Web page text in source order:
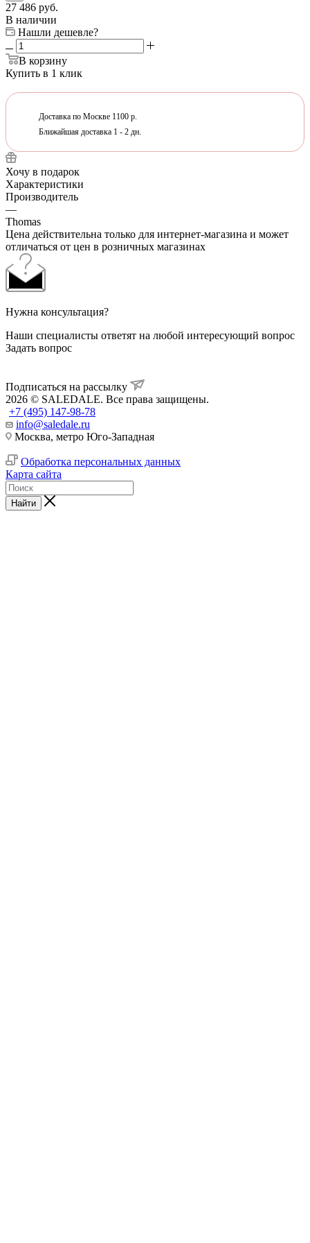
27 486 руб.
В наличии
Нашли дешевле?
В корзину
Купить в 1 клик
Доставка по Москве 1100 р.
Ближайшая доставка 1 - 2 дн.
Хочу в подарок
Характеристики
Производитель
—
Thomas
Цена действительна только для интернет-магазина и может
отличаться от цен в розничных магазинах
Нужна консультация?
Наши специалисты ответят на любой интересующий вопрос
Задать вопрос
Подписаться на рассылку
2026 © SALEDALE. Все права защищены.
+7 (495) 147-98-78
info@saledale.ru
Москва, метро Юго-Западная
Обработка персональных данных
Карта сайта
Найти